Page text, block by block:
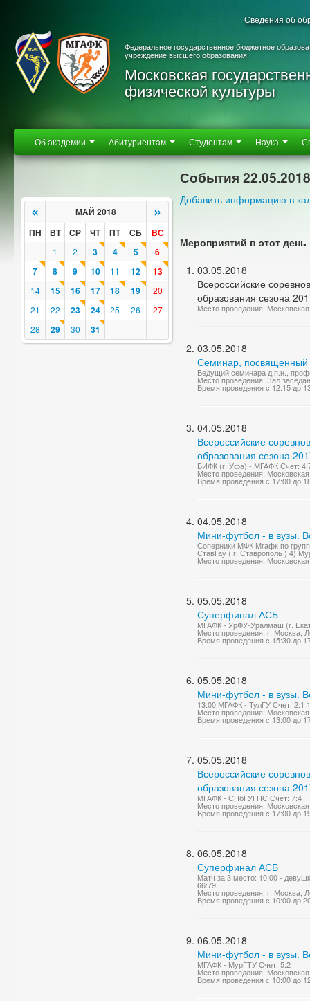
Сведения об
Федеральное государственное бюджетное
учреждение высшего образования
Московская
физической культуры
Об академии Абитуриентам Студентам Наука
« МАЙ 2018 »
ПН ВТ СР ЧТ ПТ СБ ВС
1 2 3 4 5
6
7
8 9 10 11 12 13
14 15 16 17 18 19
20
21
22 23 24 25 26
27
28
29 30 31
События 22.05.2018
Добавить информацию в
Мероприятий в этот день
03.05.2018
Всероссийские
образования сезона
Место проведения:
03.05.2018
Семинар, посвященный
Ведущий семинара д.п.н.,
Место проведения: Зал
Время проведения с 12:15 до
04.05.2018
Всероссийские
образования сезона
БИФК (г. Уфа) - МГАФК Счет:
Место проведения:
Время проведения с 17:00 до
04.05.2018
Мини-футбол - в вузы.
Соперники МФК Мгафк по
СтавГау ( г. Ставрополь ) 4)
Место проведения:
05.05.2018
Суперфинал АСБ
МГАФК - УрФУ-Уралмаш (г.
Место проведения: г. Москва,
Время проведения с 15:30 до
05.05.2018
Мини-футбол - в вузы.
13:00 МГАФК - ТулГУ Счет: 2:1
Место проведения:
Время проведения с 13:00 до
05.05.2018
Всероссийские
образования сезона
МГАФК - СПбГУГПС Счет: 7:4
Место проведения:
Время проведения с 17:00 до
06.05.2018
Суперфинал АСБ
Матч за 3 место: 10:00 -
66:79
Место проведения: г. Москва,
Время проведения с 10:00 до
06.05.2018
Мини-футбол - в вузы.
МГАФК - МурГТУ Счет: 5:2
Место проведения:
Время проведения с 10:00 до